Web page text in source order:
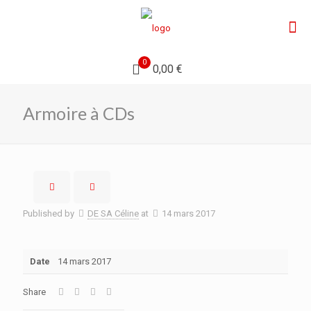
0
0,00 €
Armoire à CDs
Published by DE SA Céline at 14 mars 2017
Date 14 mars 2017
Share